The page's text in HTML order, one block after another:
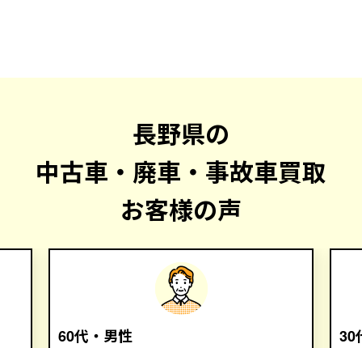
長野県の
中古車・廃車・事故車買取
お客様の声
60代・男性
30